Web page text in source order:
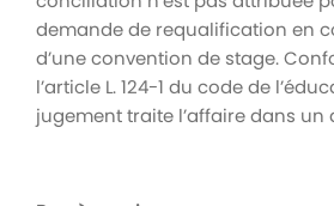
demande de requalification en
d’une convention de stage.
l’article L. 124-1 du code de
jugement traite l’affaire dans un